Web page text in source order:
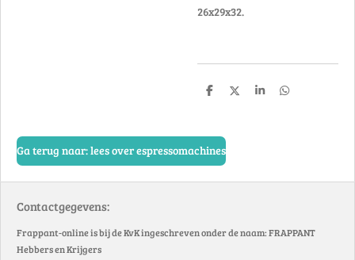
26x29x32.
D
n
D
S
D
Ga terug naar: lees over espressomachines
Contactgegevens:
Frappant-online is bij de KvK ingeschreven onder de naam: FRAPPANT
Hebbers en Krijgers